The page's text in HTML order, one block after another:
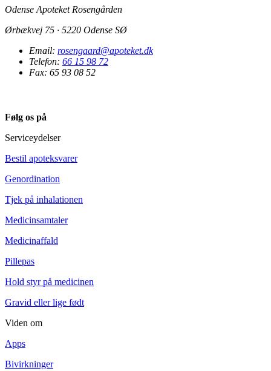
Odense Apoteket Rosengården
Ørbækvej 75 · 5220 Odense SØ
Email: rosengaard@apoteket.dk
Telefon: 66 15 98 72
Fax: 65 93 08 52
Følg os på
Serviceydelser
Bestil apoteksvarer
Genordination
Tjek på inhalationen
Medicinsamtaler
Medicinaffald
Pillepas
Hold styr på medicinen
Gravid eller lige født
Viden om
Apps
Bivirkninger